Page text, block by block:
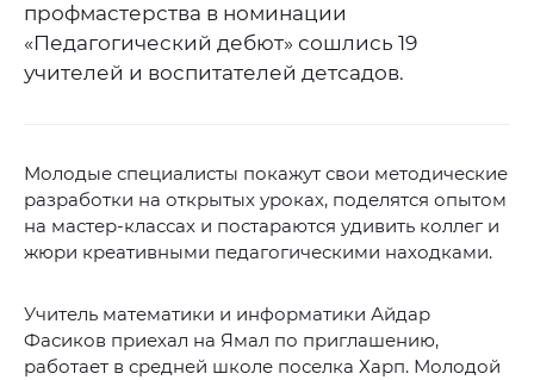
профмастерства в номинации
«Педагогический дебют» сошлись 19
учителей и воспитателей детсадов.
Молодые специалисты покажут свои методические
разработки на открытых уроках, поделятся опытом
на мастер-классах и постараются удивить коллег и
жюри креативными педагогическими находками.
Учитель математики и информатики Айдар
Фасиков приехал на Ямал по приглашению,
работает в средней школе поселка Харп. Молодой